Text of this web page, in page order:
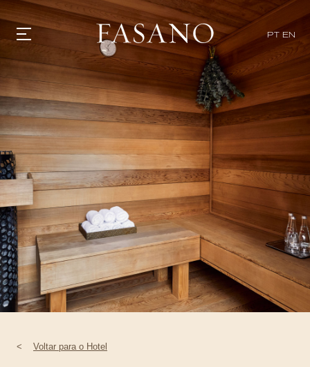
PT EN
GASTRONOMIA
HOTÉIS
EXPERIENCIAS
EVENTOS
VILLAS
TIENDA | SELEZIONE
DESCUBRIR
WHAT'S COOKING
CORRIERE
HISTORIA
SOSTENIBILIDAD
CONTACTO
< Voltar para o Hotel